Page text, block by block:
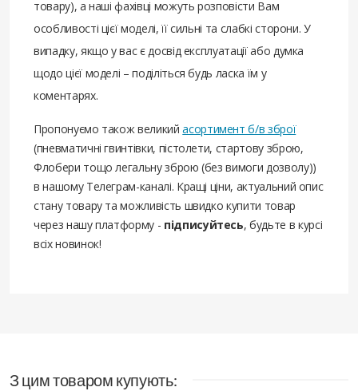
товару), а наші фахівці можуть розповісти Вам
особливості цієї моделі, її сильні та слабкі сторони. У
випадку, якщо у вас є досвід експлуатації або думка
щодо цієї моделі – поділіться будь ласка їм у
коментарях.
Пропонуємо також великийасортимент б/в зброї
(пневматичні гвинтівки, пістолети, стартову зброю,
Флобери тощо легальну зброю (без вимоги дозволу))
в нашому Телеграм-каналі. Кращі ціни, актуальний опис
стану товару та можливість швидко купити товар
через нашу платформу - підписуйтесь, будьте в курсі
всіх новинок!
З цим товаром купують: